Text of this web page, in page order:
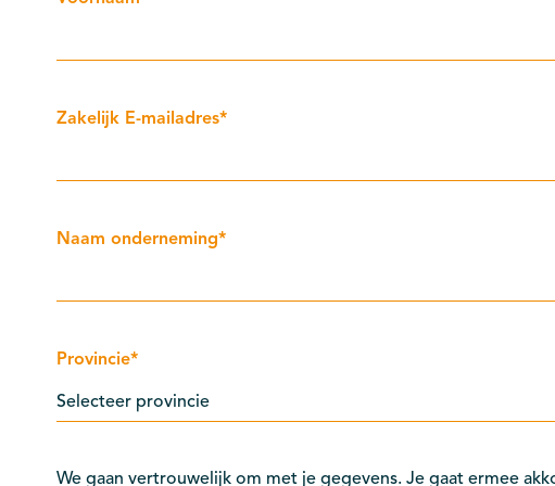
Zakelijk E-mailadres*
Naam onderneming*
Provincie*
We gaan vertrouwelijk om met je gegevens. Je gaat ermee